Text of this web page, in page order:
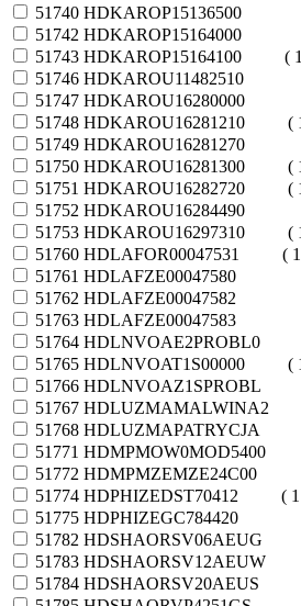
51740 HDKAROP15136500
51742 HDKAROP15164000
51743 HDKAROP15164100
(
51746 HDKAROU11482510
51747 HDKAROU16280000
51748 HDKAROU16281210
(
51749 HDKAROU16281270
51750 HDKAROU16281300
(
51751 HDKAROU16282720
(
51752 HDKAROU16284490
51753 HDKAROU16297310
(
51760 HDLAFOR00047531
(
51761 HDLAFZE00047580
51762 HDLAFZE00047582
51763 HDLAFZE00047583
51764 HDLNVOAE2PROBL0
51765 HDLNVOAT1S00000
(
51766 HDLNVOAZ1SPROBL
51767 HDLUZMAMALWINA2
51768 HDLUZMAPATRYCJA
51771 HDMPMOW0MOD5400
51772 HDMPMZEMZE24C00
51774 HDPHIZEDST70412
(
51775 HDPHIZEGC784420
51782 HDSHAORSV06AEUG
51783 HDSHAORSV12AEUW
51784 HDSHAORSV20AEUS